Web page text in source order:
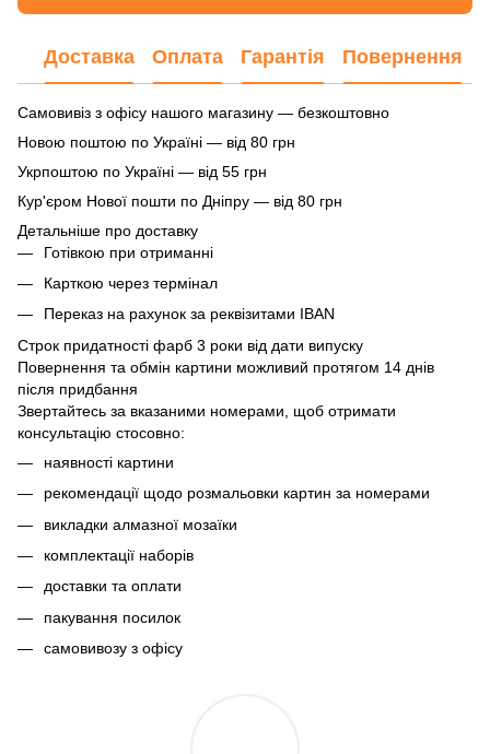
Доставка Оплата Гарантія Повернення
Самовивіз з офісу нашого магазину — безкоштовно
Новою поштою по Україні — від 80 грн
Укрпоштою по Україні — від 55 грн
Кур'єром Нової пошти по Дніпру — від 80 грн
Детальніше про доставку
Готівкою при отриманні
Карткою через термінал
Переказ на рахунок за реквізитами IBAN
Строк придатності фарб 3 роки від дати випуску
Повернення та обмін картини можливий протягом 14 днів
після придбання
Звертайтесь за вказаними номерами, щоб отримати
консультацію стосовно:
наявності картини
рекомендації щодо розмальовки картин за номерами
викладки алмазної мозаїки
комплектації наборів
доставки та оплати
пакування посилок
самовивозу з офісу